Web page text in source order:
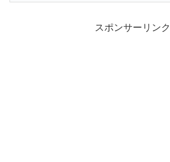
スポンサーリンク